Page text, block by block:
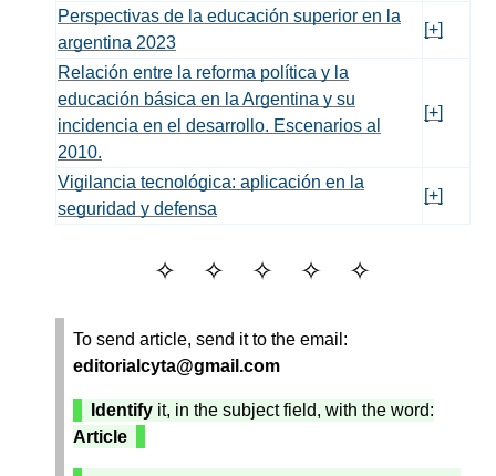
Perspectivas de la educación superior en la
argentina 2023
[+]
Relación entre la reforma política y la
educación básica en la Argentina y su
incidencia en el desarrollo. Escenarios al
2010.
[+]
Vigilancia tecnológica: aplicación en la
seguridad y defensa
[+]
To send article, send it to the email:
editorialcyta@gmail.com
Identify it, in the subject field, with the word:
Article